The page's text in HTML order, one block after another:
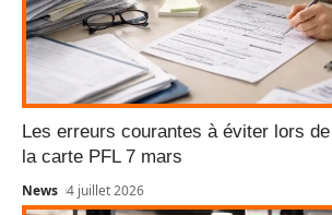
Les erreurs courantes à éviter lors
la carte PFL 7 mars
News 4 juillet 2026